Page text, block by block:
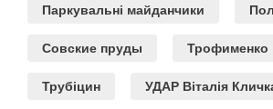
Паркувальні майданчики
Совские пруды Трофименко
Трубіцин УДАР Віталія